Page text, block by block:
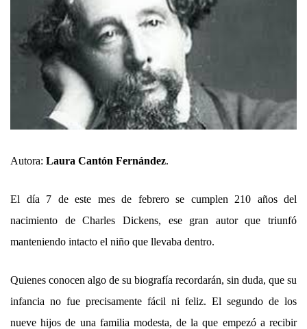
Autora: Laura Cantón Fernández.
El día 7 de este mes de febrero se cumplen 210 años del
nacimiento de Charles Dickens, ese gran autor que triunfó
manteniendo intacto el niño que llevaba dentro.
Quienes conocen algo de su biografía recordarán, sin duda, que su
infancia no fue precisamente fácil ni feliz. El segundo de los
nueve hijos de una familia modesta, de la que empezó a recibir